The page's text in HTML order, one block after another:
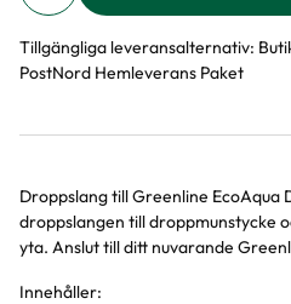
Tillgängliga leveransalternativ:
PostNord Hemleverans Paket
Droppslang till Greenline EcoAqua
droppslangen till droppmunstycke
yta. Anslut till ditt nuvarande
Innehåller: